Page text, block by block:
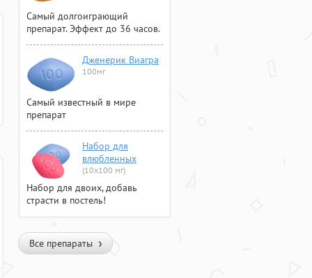
Самый долгоиграющий
препарат. Эффект до 36 часов.
Дженерик Виагра
100мг
Самый известный в мире
препарат
Набор для
влюбленных
(10х100 мг)
Набор для двоих, добавь
страсти в постель!
Все препараты